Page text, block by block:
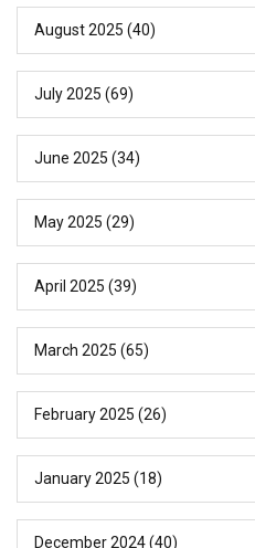
August 2025 (40)
July 2025 (69)
June 2025 (34)
May 2025 (29)
April 2025 (39)
March 2025 (65)
February 2025 (26)
January 2025 (18)
December 2024(40)